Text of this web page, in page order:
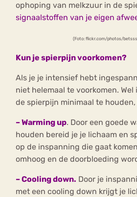
ophoping van melkzuur in de
signaalstoffen van je eigen
(Foto: flickr.com/photos/
Kun je spierpijn voorkomen?
Als je je intensief hebt
niet helemaal te voorkomen. Wel
de spierpijn minimaal te houden,
– Warming up. Door een goede
houden bereid je je lichaam en
op de inspanning die gaat
omhoog en de doorbloeding
– Cooling down. Door je
met een cooling down krijgt je